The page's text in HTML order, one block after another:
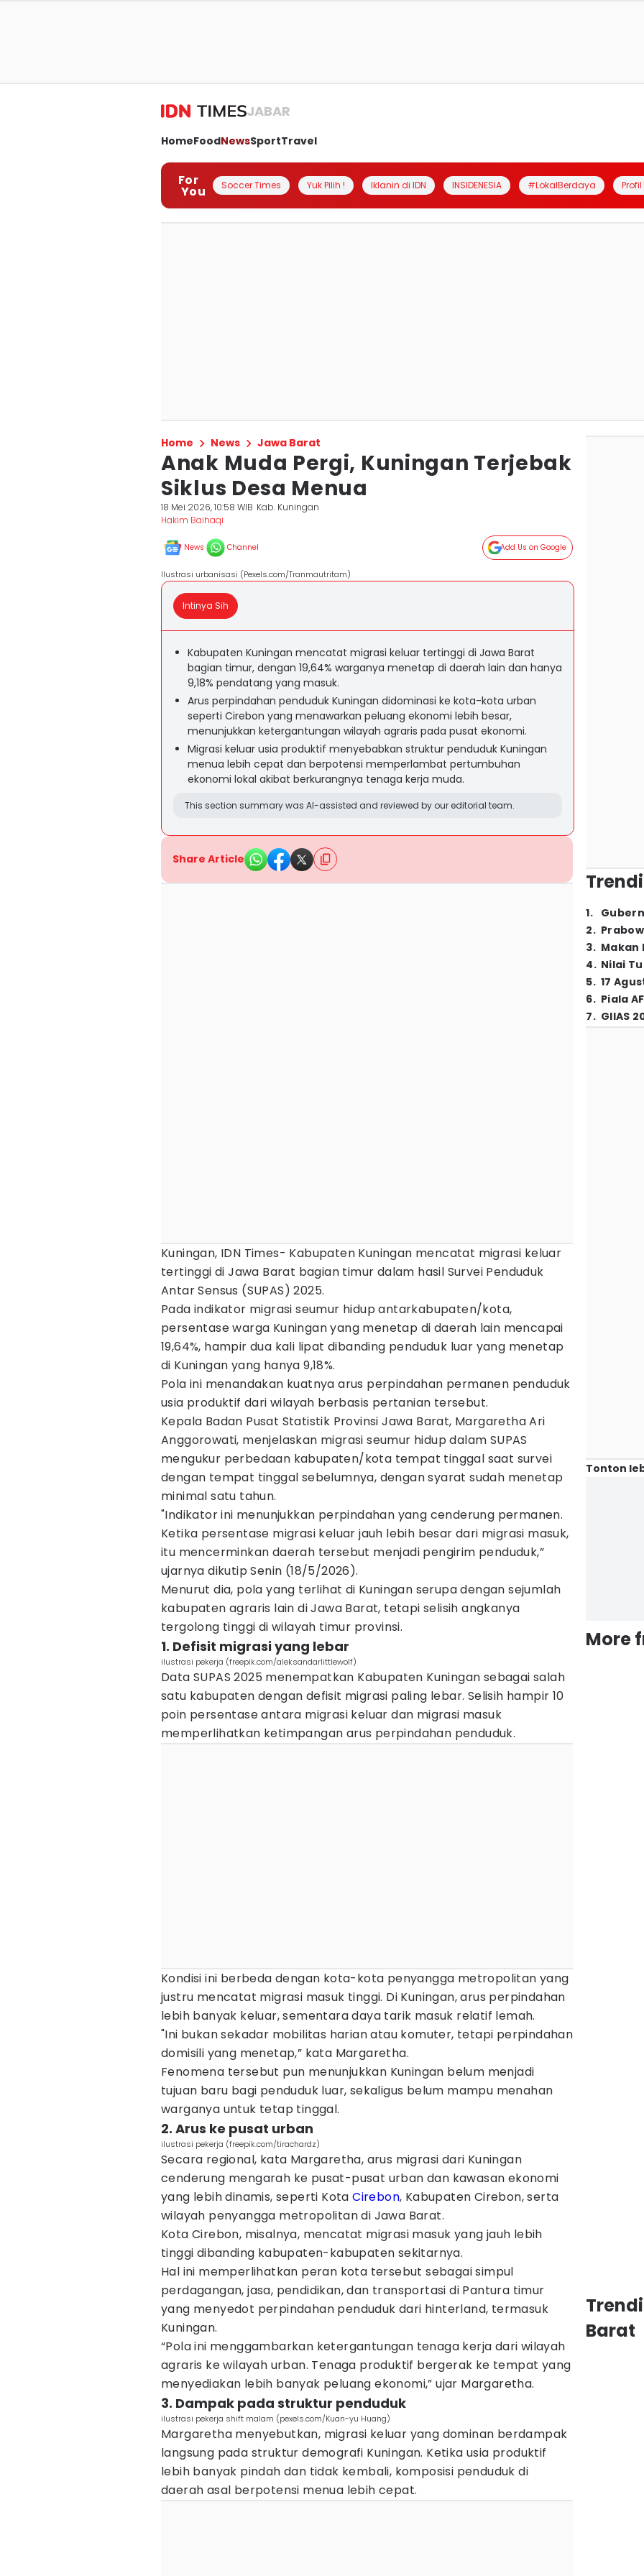
JABAR
HomeFoodNewsSportTravel
For
You Soccer Times Yuk Pilih ! Iklanin di IDN INSIDENESIA #LokalBerdaya
Home News Jawa Barat
Anak Muda Pergi, Kuningan Terjebak
Siklus Desa Menua
18 Mei 2026, 10:58 WIB Kab. Kuningan
Hakim Baihaqi
News Channel Add Us on Google
Ilustrasi urbanisasi (Pexels.com/Tranmautritam)
Intinya Sih
Kabupaten Kuningan mencatat migrasi keluar tertinggi di Jawa Barat
bagian timur, dengan 19,64% warganya menetap di daerah lain dan hanya
9,18% pendatang yang masuk.
Arus perpindahan penduduk Kuningan didominasi ke kota-kota urban
seperti Cirebon yang menawarkan peluang ekonomi lebih besar,
menunjukkan ketergantungan wilayah agraris pada pusat ekonomi.
Migrasi keluar usia produktif menyebabkan struktur penduduk Kuningan
menua lebih cepat dan berpotensi memperlambat pertumbuhan
ekonomi lokal akibat berkurangnya tenaga kerja muda.
This section summary was AI-assisted and reviewed by our editorial team.
Share Article
Kuningan, IDN Times- Kabupaten Kuningan mencatat migrasi keluar
tertinggi di Jawa Barat bagian timur dalam hasil Survei Penduduk
Antar Sensus (SUPAS) 2025.
Pada indikator migrasi seumur hidup antarkabupaten/kota,
persentase warga Kuningan yang menetap di daerah lain mencapai
19,64%, hampir dua kali lipat dibanding penduduk luar yang menetap
di Kuningan yang hanya 9,18%.
Pola ini menandakan kuatnya arus perpindahan permanen penduduk
usia produktif dari wilayah berbasis pertanian tersebut.
Kepala Badan Pusat Statistik Provinsi Jawa Barat, Margaretha Ari
Anggorowati, menjelaskan migrasi seumur hidup dalam SUPAS
mengukur perbedaan kabupaten/kota tempat tinggal saat survei
dengan tempat tinggal sebelumnya, dengan syarat sudah menetap
minimal satu tahun.
"Indikator ini menunjukkan perpindahan yang cenderung permanen.
Ketika persentase migrasi keluar jauh lebih besar dari migrasi masuk,
itu mencerminkan daerah tersebut menjadi pengirim penduduk,”
ujarnya dikutip Senin (18/5/2026).
Menurut dia, pola yang terlihat di Kuningan serupa dengan sejumlah
kabupaten agraris lain di Jawa Barat, tetapi selisih angkanya
tergolong tinggi di wilayah timur provinsi.
1. Defisit migrasi yang lebar
ilustrasi pekerja (freepik.com/aleksandarlittlewolf)
Data SUPAS 2025 menempatkan Kabupaten Kuningan sebagai salah
satu kabupaten dengan defisit migrasi paling lebar. Selisih hampir 10
poin persentase antara migrasi keluar dan migrasi masuk
memperlihatkan ketimpangan arus perpindahan penduduk.
Kondisi ini berbeda dengan kota-kota penyangga metropolitan yang
justru mencatat migrasi masuk tinggi. Di Kuningan, arus perpindahan
lebih banyak keluar, sementara daya tarik masuk relatif lemah.
"Ini bukan sekadar mobilitas harian atau komuter, tetapi perpindahan
domisili yang menetap,” kata Margaretha.
Fenomena tersebut pun menunjukkan Kuningan belum menjadi
tujuan baru bagi penduduk luar, sekaligus belum mampu menahan
warganya untuk tetap tinggal.
2. Arus ke pusat urban
ilustrasi pekerja (freepik.com/tirachardz)
Secara regional, kata Margaretha, arus migrasi dari Kuningan
cenderung mengarah ke pusat-pusat urban dan kawasan ekonomi
yang lebih dinamis, seperti KotaCirebon, Kabupaten Cirebon, serta
wilayah penyangga metropolitan di Jawa Barat.
Kota Cirebon, misalnya, mencatat migrasi masuk yang jauh lebih
tinggi dibanding kabupaten-kabupaten sekitarnya.
Hal ini memperlihatkan peran kota tersebut sebagai simpul
perdagangan, jasa, pendidikan, dan transportasi di Pantura timur
yang menyedot perpindahan penduduk dari hinterland, termasuk
Kuningan.
“Pola ini menggambarkan ketergantungan tenaga kerja dari wilayah
agraris ke wilayah urban. Tenaga produktif bergerak ke tempat yang
menyediakan lebih banyak peluang ekonomi,” ujar Margaretha.
3. Dampak pada struktur penduduk
ilustrasi pekerja shift malam (pexels.com/Kuan-yu Huang)
Margaretha menyebutkan, migrasi keluar yang dominan berdampak
langsung pada struktur demografi Kuningan. Ketika usia produktif
lebih banyak pindah dan tidak kembali, komposisi penduduk di
daerah asal berpotensi menua lebih cepat.
1.
2.
3. Makan
4. Nilai
5. 17
6. Piala
7. GIIAS
Tonton
More
Barat